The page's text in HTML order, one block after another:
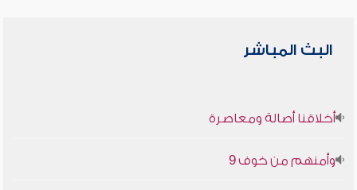
البث المباشر
أخلاقنا أصالة ومعاصرة
وأمنهم من خوف 9